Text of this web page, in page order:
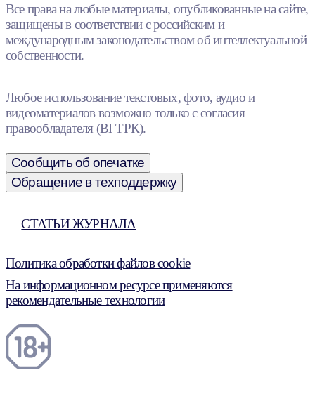
Все права на любые материалы, опубликованные на сайте,
защищены в соответствии с российским и
международным законодательством об интеллектуальной
собственности.
Любое использование текстовых, фото, аудио и
видеоматериалов возможно только с согласия
правообладателя (ВГТРК).
Сообщить об опечатке
Обращение в техподдержку
СТАТЬИ ЖУРНАЛА
Политика обработки файлов cookie
На информационном ресурсе применяются
рекомендательные технологии